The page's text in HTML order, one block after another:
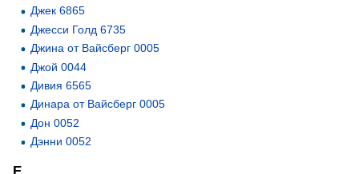
Джек 6865
Джесси Голд 6735
Джина от Вайсберг 0005
Джой 0044
Дивия 6565
Динара от Вайсберг 0005
Дон 0052
Дэнни 0052
Е